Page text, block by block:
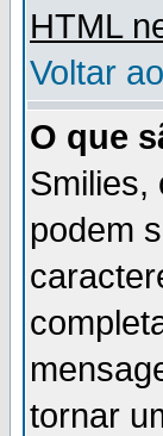
HTML
Voltar
O que
Smilies,
podem
tornar